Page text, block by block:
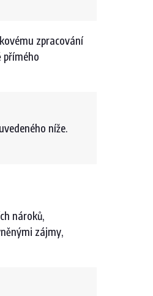
zpracování
přímého
níže.
nároků,
zájmy,